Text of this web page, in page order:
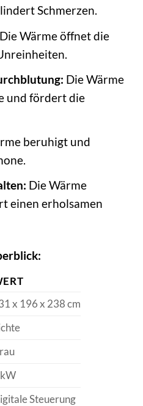
Schmerzen.
Die Wärme öffnet die
Die Wärme
und fördert die
beruhigt und
Die Wärme
einen erholsamen
x 196 x 238 cm
Steuerung